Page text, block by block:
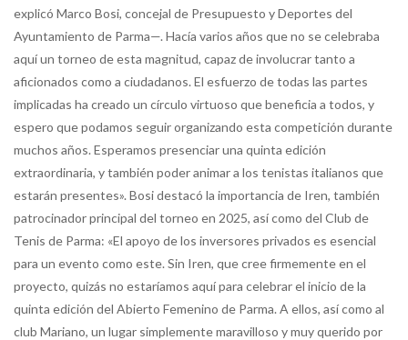
explicó Marco Bosi, concejal de Presupuesto y Deportes del
Ayuntamiento de Parma—. Hacía varios años que no se celebraba
aquí un torneo de esta magnitud, capaz de involucrar tanto a
aficionados como a ciudadanos. El esfuerzo de todas las partes
implicadas ha creado un círculo virtuoso que beneficia a todos, y
espero que podamos seguir organizando esta competición durante
muchos años. Esperamos presenciar una quinta edición
extraordinaria, y también poder animar a los tenistas italianos que
estarán presentes». Bosi destacó la importancia de Iren, también
patrocinador principal del torneo en 2025, así como del Club de
Tenis de Parma: «El apoyo de los inversores privados es esencial
para un evento como este. Sin Iren, que cree firmemente en el
proyecto, quizás no estaríamos aquí para celebrar el inicio de la
quinta edición del Abierto Femenino de Parma. A ellos, así como al
club Mariano, un lugar simplemente maravilloso y muy querido por